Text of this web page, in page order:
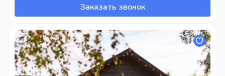
Заказать звонок